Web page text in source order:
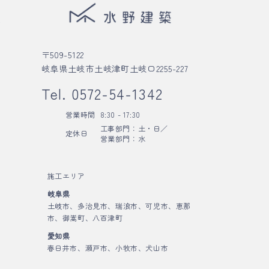
〒509-5122
岐阜県土岐市土岐津町土岐口2255-227
Tel. 0572-54-1342
営業時間
8:30 - 17:30
定休日
工事部門：土・日／
営業部門：水
施工エリア
岐阜県
土岐市、多治見市、瑞浪市、可児市、恵那
市、御嵩町、八百津町
愛知県
春日井市、瀬戸市、小牧市、犬山市